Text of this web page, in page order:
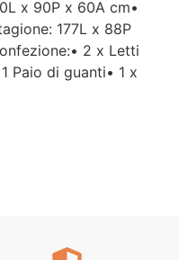
x 90P x 60A cm•
177L x 88P
2 x Letti
Paio di guanti• 1 x